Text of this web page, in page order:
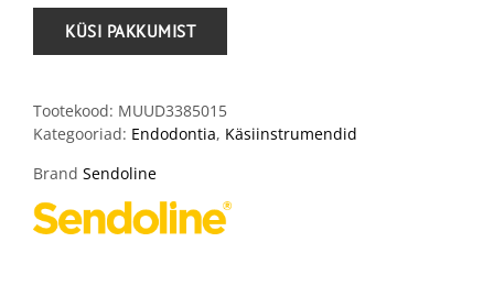
Tootekood: MUUD3385015
Kategooriad: Endodontia, Käsiinstrumendid
Brand Sendoline